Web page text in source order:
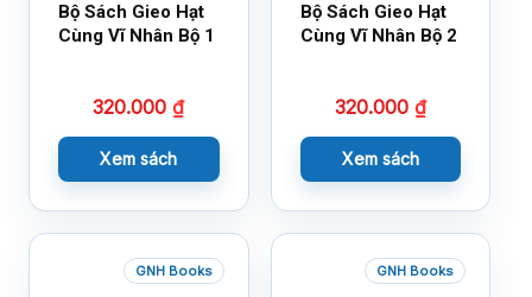
Bộ Sách Gieo Hạt
Cùng Vĩ Nhân Bộ 1
320.000₫
Xem sách
Bộ Sách Gieo Hạt
Cùng Vĩ Nhân Bộ 2
320.000 ₫
Xem sách
GNH Books GNH Books